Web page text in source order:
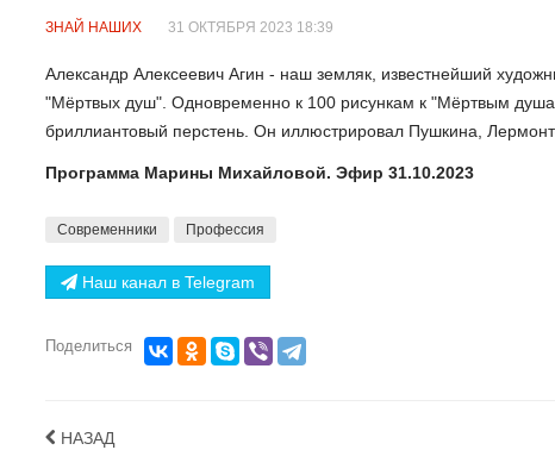
ЗНАЙ НАШИХ 31 ОКТЯБРЯ 2023 18:39
Александр Алексеевич Агин - наш земляк, известнейший
"Мёртвых душ". Одновременно к 100 рисункам к "Мёртвым
бриллиантовый перстень. Он иллюстрировал Пушкина,
Программа Марины Михайловой. Эфир 31.10.2023
Современники Профессия
Наш канал в Telegram
Поделиться
НАЗАД